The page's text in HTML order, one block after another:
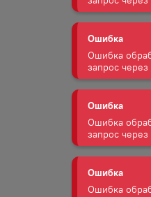
Ошибка
запрос через
Ошибка
Ошибка
запрос через
Ошибка
Ошибка
запрос через
Ошибка